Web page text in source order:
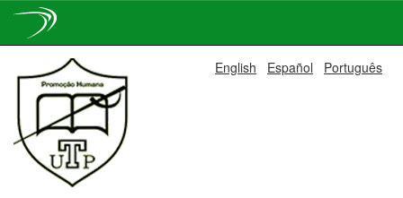
navigation
English Español Português